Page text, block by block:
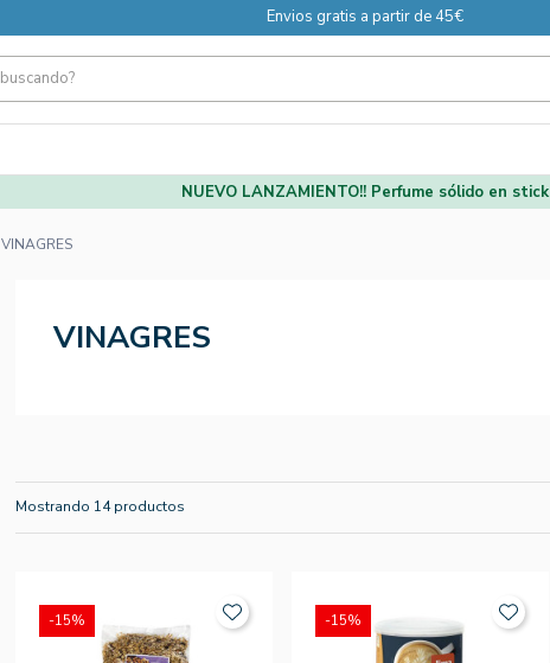
Envios gratis a partir de 45€
NUEVO LANZAMIENTO!! Perfume sólido en stick
VINAGRES
VINAGRES
Mostrando 14 productos
-15% -15%